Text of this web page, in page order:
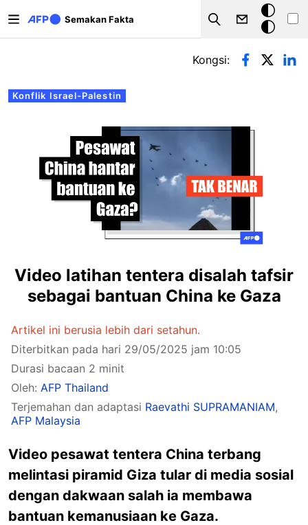
Semakan Fakta
Search
Mod
gelap
Tab-tab utama
Konflik Israel-Palestin
Kongsi:
Video latihan tentera disalah tafsir
sebagai bantuan China ke Gaza
Artikel ini berusia lebih dari setahun.
Diterbitkan pada hari 29/05/2025 jam 10:05
Durasi bacaan 2 minit
Oleh: AFP Thailand
Terjemahan dan adaptasi Raevathi SUPRAMANIAM,
AFP Malaysia
Video pesawat tentera China terbang
melintasi piramid Giza tular di media sosial
dengan dakwaan salah ia membawa
bantuan kemanusiaan ke Gaza.